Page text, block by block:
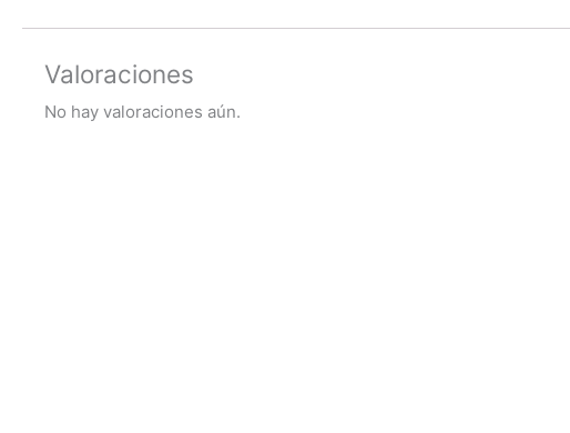
Valoraciones
No hay valoraciones aún.